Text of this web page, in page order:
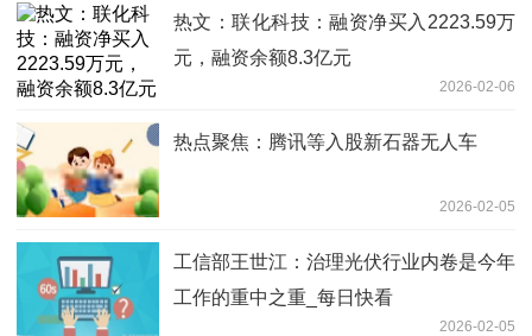
热文：联化科技：融资净买入2223.59万
元，融资余额8.3亿元
2026-02-06
热点聚焦：腾讯等入股新石器无人车
2026-02-05
工信部王世江：治理光伏行业内卷是今年
工作的重中之重_每日快看
2026-02-05